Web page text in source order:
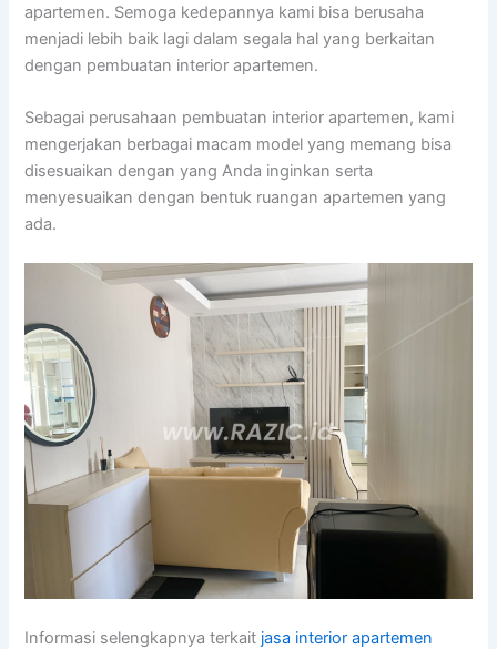
apartemen. Semoga kedepannya kami bisa berusaha
menjadi lebih baik lagi dalam segala hal yang berkaitan
dengan pembuatan interior apartemen.
Sebagai perusahaan pembuatan interior apartemen, kami
mengerjakan berbagai macam model yang memang bisa
disesuaikan dengan yang Anda inginkan serta
menyesuaikan dengan bentuk ruangan apartemen yang
ada.
Informasi selengkapnya terkait jasa interior apartemen